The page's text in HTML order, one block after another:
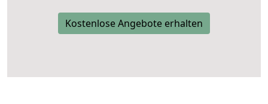
Kostenlose Angebote erhalten